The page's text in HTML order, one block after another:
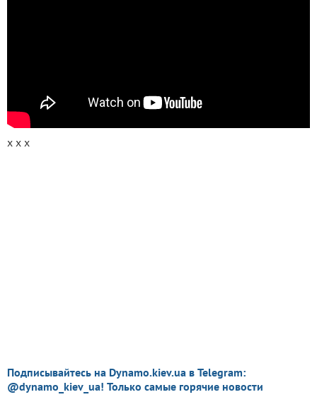
х х х
Подписывайтесь на Dynamo.kiev.ua в Telegram:
@dynamo_kiev_ua! Только самые горячие новости